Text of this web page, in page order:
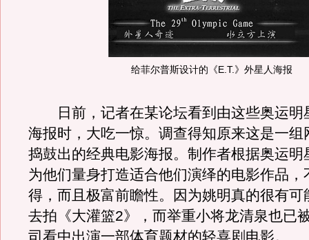
给菲尔普斯设计的《E.T.》外星人海报
日前，记者在某论坛看到由这些奥运明
海报时，大吃一惊。调查得知原来这是一组
捣鼓出的经典电影海报。制作者根据奥运明
为他们量身打造适合他们演绎的电影作品，
得，而且极富前瞻性。因为姚明真的很有可
去拍《大灌篮2》，而举重小将龙清泉也已
司看中出演一部体育题材的轻喜剧电影。